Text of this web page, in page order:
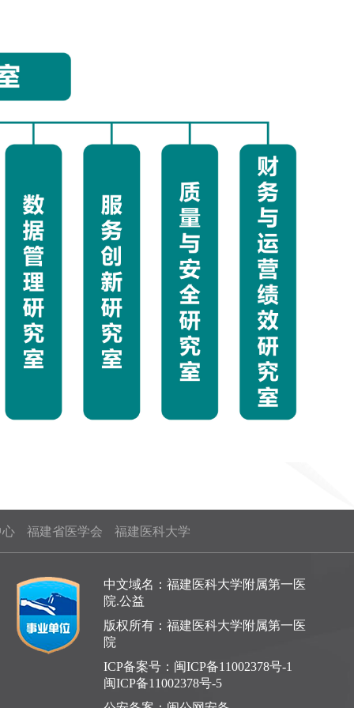
心 福建省医学会 福建医科大学
中文域名：福建医科大学附属第一医
院.公益
版权所有：福建医科大学附属第一医
院
ICP备案号： 闽ICP备11002378号-1
闽ICP备11002378号-5